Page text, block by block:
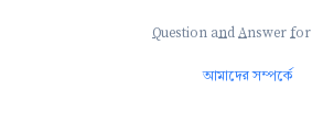
Question andAnswer for
আমাদের সম্পর্কে